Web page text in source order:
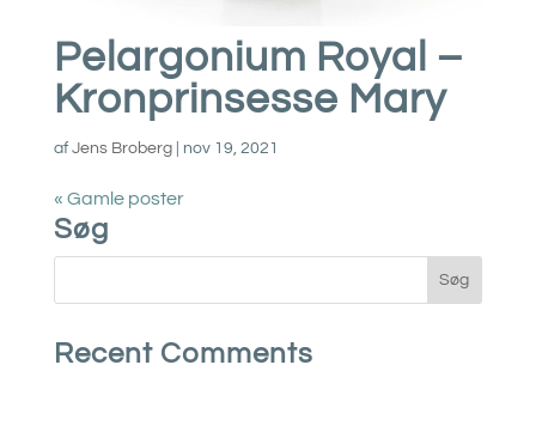
Pelargonium Royal –
Kronprinsesse Mary
af Jens Broberg| nov 19, 2021
« Gamle poster
Søg
Recent Comments